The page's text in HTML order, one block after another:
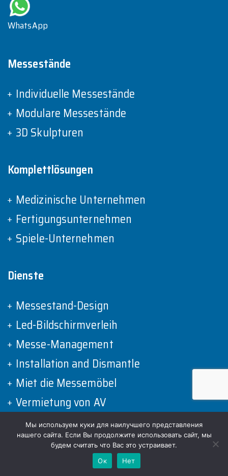
WhatsApp
Messestände
Individuelle Messestände
Modulare Messestände
3D Skulpturen
Komplettlösungen
Medizinische Unternehmen
Fertigungsunternehmen
Spiele-Unternehmen
Dienste
Messestand-Design
Led-Bildschirmverleih
Messe-Management
Installation and Dismantle
Miet die Messemöbel
Vermietung von AV
Messe-Grafiken
Lagerung
Мы используем куки для наилучшего представления
нашего сайта. Если Вы продолжите использовать сайт, мы
будем считать что Вас это устраивает.
Ок
Нет